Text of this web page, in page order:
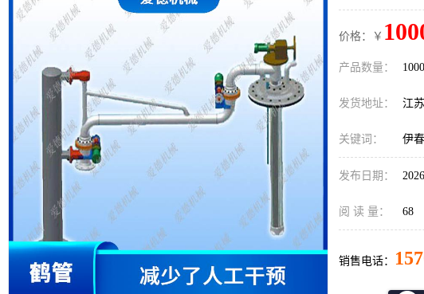
价格：￥
产品数量：
发货地址： 江
关键词： 伊
发布日期：
阅 读 量： 68
销售电话：